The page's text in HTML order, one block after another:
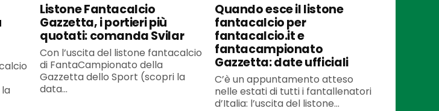
Listone Fantacalcio
Gazzetta, i portieri più
quotati: comanda Svilar
Con l’uscita del listone fantacalcio
di FantaCampionato della
Gazzetta dello Sport (scopri la
data...
Quando esce il listone
fantacalcio per
fantacalcio.it e
fantacampionato
Gazzetta: date ufficiali
C’è un appuntamento atteso
nelle estati di tutti i fantallenatori
d’Italia: l’uscita del listone...